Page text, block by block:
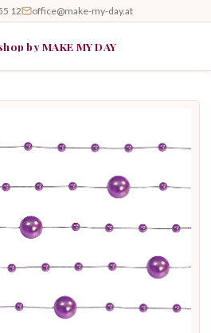
12 office@make-my-day.at
by MAKE MY DAY